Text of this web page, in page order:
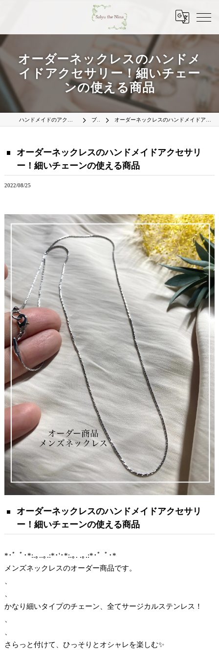
オーダーネックレスのハンドメ
イドアクセサリー！細いチェー
ンの使える商品
ブログ オーダーネックレスのハンドメイドアクセサリー！細いチェーンの使える商品
オーダーネックレスのハンドメイドアクセサリ
ー！細いチェーンの使える商品
2022/08/25
オーダーネックレスのハンドメイドアクセサリ
ー！細いチェーンの使える商品
*･゜ﾟ･*:.｡..｡.:*･'･*:.｡. .｡.:*･゜ﾟ･*
メンズネックレスのオーダー商品です。
、
、
かなり細いタイプのチェーン、全てサージカルステンレス！
、
、
さらっと付けて、ひっそりとオシャレを楽しむ✨